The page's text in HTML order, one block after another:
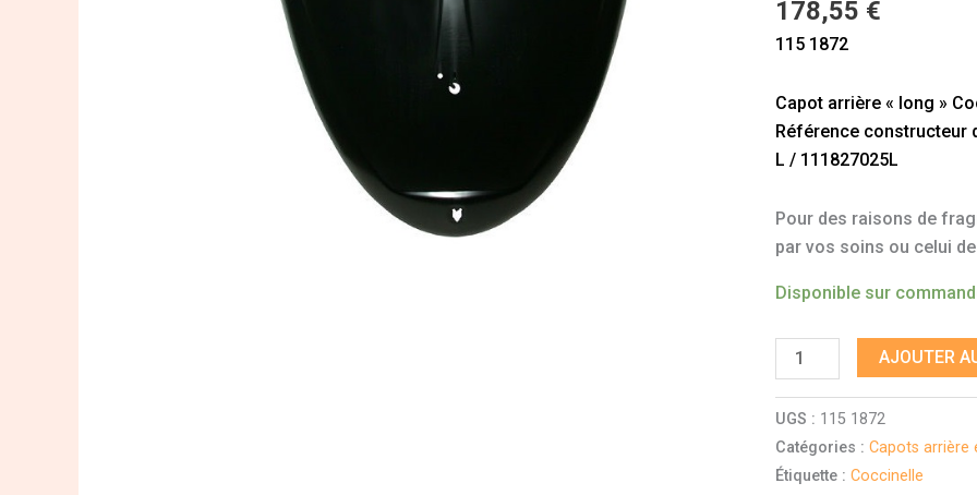
178,55 €
115 1872
Capot arrière « long »
Référence constructeur
L / 111827025L
Pour des raisons de
par vos soins ou celui
Disponible sur
1964-
1966
AJOUTER
UGS : 115 1872
Catégories :Capots arrière
Étiquette :Coccinelle